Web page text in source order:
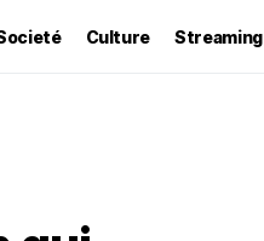
Culture Streaming